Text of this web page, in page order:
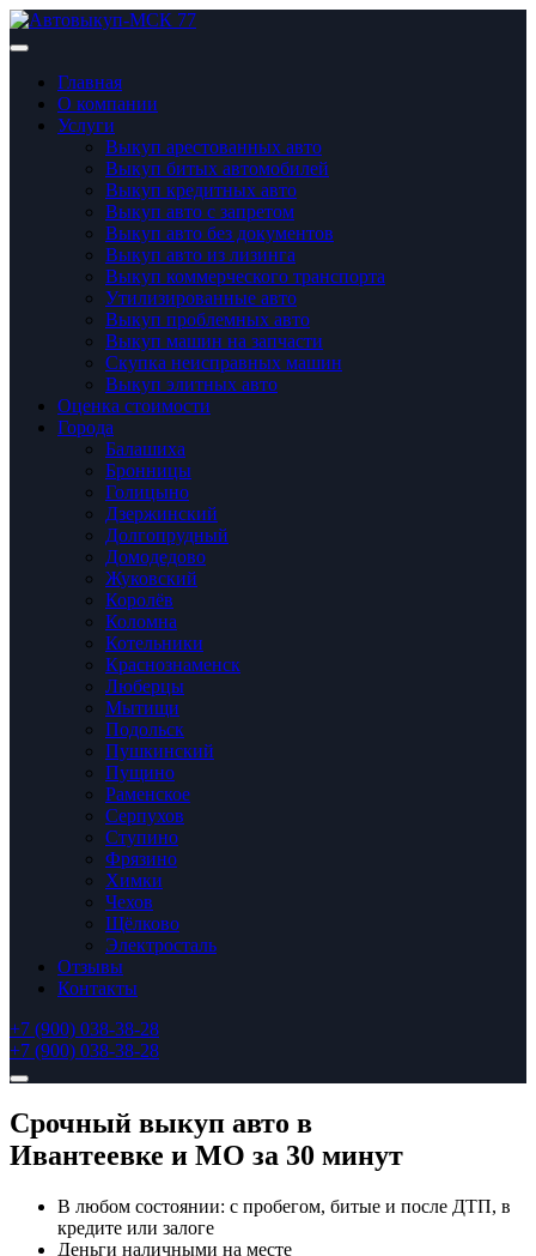
Главная
О компании
Услуги
Выкуп арестованных авто
Выкуп битых автомобилей
Выкуп кредитных авто
Выкуп авто с запретом
Выкуп авто без документов
Выкуп авто из лизинга
Выкуп коммерческого транспорта
Утилизированные авто
Выкуп проблемных авто
Выкуп машин на запчасти
Скупка неисправных машин
Выкуп элитных авто
Оценка стоимости
Города
Балашиха
Бронницы
Голицынo
Дзержинский
Долгопрудный
Домодедово
Жуковский
Королёв
Коломна
Котельники
Краснознаменск
Люберцы
Мытищи
Подольск
Пушкинский
Пущино
Раменское
Серпухов
Ступино
Фрязино
Химки
Чехов
Щёлково
Электросталь
Отзывы
Контакты
+7 (900) 038-38-28
+7 (900) 038-38-28
Срочный выкуп авто в
Ивантеевке и МО за 30 минут
В любом состоянии: с пробегом, битые и после ДТП, в
кредите или залоге
Деньги наличными на месте